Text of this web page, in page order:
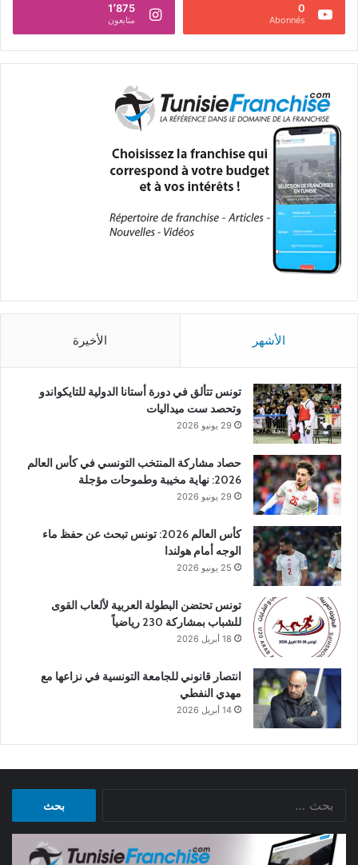
0
Abonnés
1٬875
متابعون
الأشهر الأخيرة
تونس تتألق في دورة أستانا الدولية للتايكواندو
وتحصد ست ميداليات
29 يونيو 2026
حصاد مشاركة المنتخب التونسي في كأس العالم
2026: نهاية مخيبة وطموحات مؤجلة
29 يونيو 2026
كأس العالم 2026: تونس تبحث عن حفظ ماء
الوجه أمام هولندا
25 يونيو 2026
تونس تحتضن البطولة العربية لألعاب القوى
للشباب بمشاركة 230 رياضياً
18 أبريل 2026
انتصار قانوني للجامعة التونسية في نزاعها مع
مهدي النفطي
14 أبريل 2026